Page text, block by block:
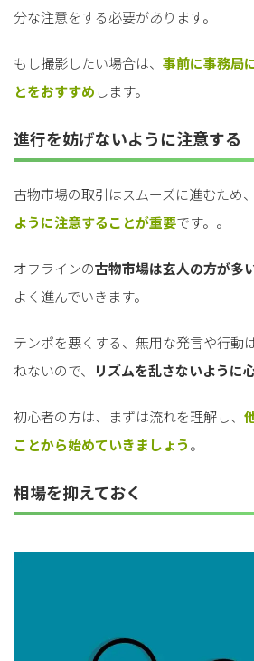
分な注意をする必要があります。
もし撮影したい場合は、 事前に事務局
とをおすすめ します。
進行を妨げないように注意する
古物市場の取引はスムーズに進むため、
ように注意することが重要です。。
オフラインの古物市場は玄人の方が多
よく進んでいきます。
テンポを悪くする、無用な発言や行動
ねないので、
リズムを乱さないように
初心者の方は、まずは流れを理解し、
ことから始めていきましょう。
相場を抑えておく